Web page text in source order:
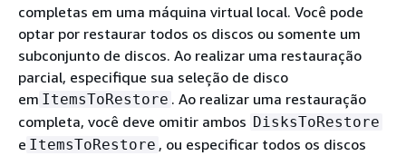
completas em uma máquina virtual local. Você pode
optar por restaurar todos os discos ou somente um
subconjunto de discos. Ao realizar uma restauração
parcial, especifique sua seleção de disco
em ItemsToRestore . Ao realizar uma restauração
completa, você deve omitir ambos DisksToRestore
e ItemsToRestore , ou especificar todos os discos